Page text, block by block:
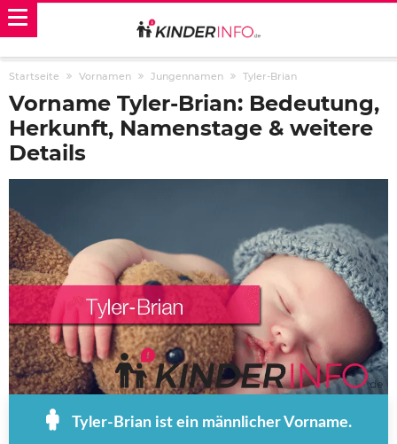
Startseite Vornamen Jungennamen Tyler-Brian
Vorname Tyler-Brian: Bedeutung,
Herkunft, Namenstage & weitere
Details
Tyler-Brian ist ein männlicher Vorname.